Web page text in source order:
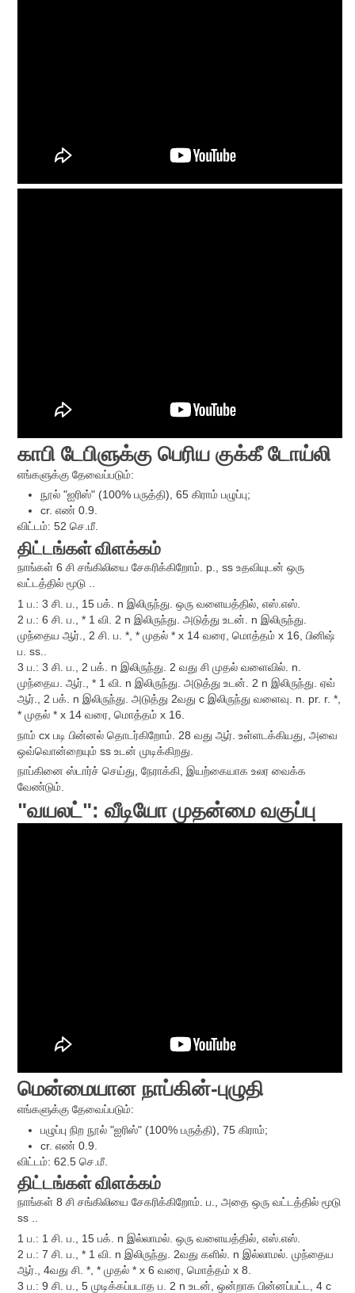
காபி டேபிளுக்கு பெரிய குக்கீ டோய்லி
எங்களுக்கு தேவைப்படும்:
நூல் "ஐரிஸ்" (100% பருத்தி), 65 கிராம் பழுப்பு;
cr. எண் 0.9.
விட்டம்: 52 செ.மீ.
திட்டங்கள்விளக்கம்
நாங்கள் 6 சி சங்கிலியை சேகரிக்கிறோம். p., ss உதவியுடன் ஒரு
வட்டத்தில் மூடு ..
1 ப.: 3 சி. ப., 15 பக். n இலிருந்து. ஒரு வளையத்தில், எஸ்.எஸ்.
2 ப.: 6 சி. ப., * 1 வி. 2 n இலிருந்து. அடுத்து உடன். n இலிருந்து.
முந்தைய ஆர்., 2 சி. ப. *, * முதல் * x 14 வரை, மொத்தம் x 16, பினிஷ்
ப. ss..
3 ப.: 3 சி. ப., 2 பக். n இலிருந்து. 2 வது சி முதல் வளைவில். n.
முந்தைய. ஆர்., * 1 வி. n இலிருந்து. அடுத்து உடன். 2 n இலிருந்து. ஏவ்
ஆர்., 2 பக். n இலிருந்து. அடுத்து 2வது c இலிருந்து வளைவு. n. pr. r. *,
* முதல் * x 14 வரை, மொத்தம் x 16.
நாம் cx படி பின்னல் தொடர்கிறோம். 28 வது ஆர். உள்ளடக்கியது, அவை
ஒவ்வொன்றையும் ss உடன் முடிக்கிறது.
நாப்கினை ஸ்டார்ச் செய்து, நேராக்கி, இயற்கையாக உலர வைக்க
வேண்டும்.
"வயலட்": வீடியோ முதன்மை வகுப்பு
மென்மையான நாப்கின்-புழுதி
எங்களுக்கு தேவைப்படும்:
பழுப்பு நிற நூல் "ஐரிஸ்" (100% பருத்தி), 75 கிராம்;
cr. எண் 0.9.
விட்டம்: 62.5 செ.மீ.
திட்டங்கள்விளக்கம்
நாங்கள் 8 சி சங்கிலியை சேகரிக்கிறோம். ப., அதை ஒரு வட்டத்தில் மூடு
ss ..
1 ப.: 1 சி. ப., 15 பக். n இல்லாமல். ஒரு வளையத்தில், எஸ்.எஸ்.
2 ப.: 7 சி. ப., * 1 வி. n இலிருந்து. 2வது களில். n இல்லாமல். முந்தைய
ஆர்., 4வது சி. *, * முதல் * x 6 வரை, மொத்தம் x 8.
3 ப.: 9 சி. ப., 5 முடிக்கப்படாத ப. 2 n உடன், ஒன்றாக பின்னப்பட்ட, 4 c